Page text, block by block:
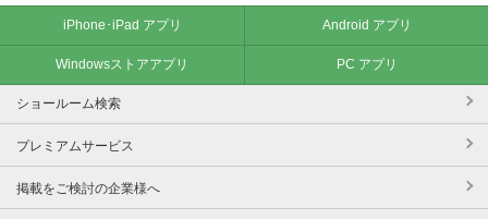
iPhone･iPad アプリ Android アプリ
Windowsストアアプリ PC アプリ
ショールーム検索
プレミアムサービス
掲載をご検討の企業様へ